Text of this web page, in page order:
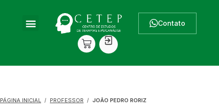
Contato
PÁGINA INICIAL PROFESSOR JOÃO PEDRO RORIZ